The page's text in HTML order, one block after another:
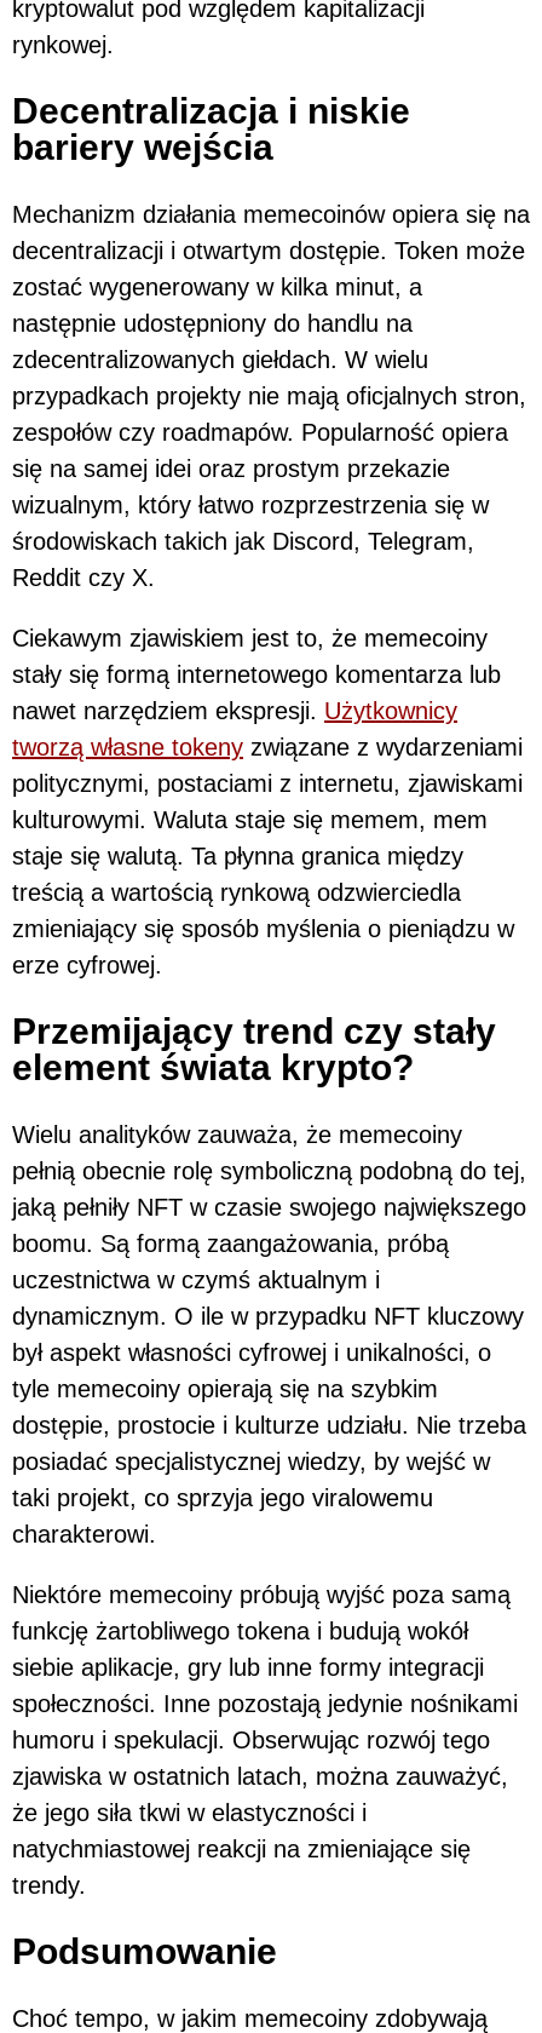
kryptowalut pod względem kapitalizacji
rynkowej.
Decentralizacja i niskie
bariery wejścia
Mechanizm działania memecoinów opiera się na
decentralizacji i otwartym dostępie. Token może
zostać wygenerowany w kilka minut, a
następnie udostępniony do handlu na
zdecentralizowanych giełdach. W wielu
przypadkach projekty nie mają oficjalnych stron,
zespołów czy roadmapów. Popularność opiera
się na samej idei oraz prostym przekazie
wizualnym, który łatwo rozprzestrzenia się w
środowiskach takich jak Discord, Telegram,
Reddit czy X.
Ciekawym zjawiskiem jest to, że memecoiny
stały się formą internetowego komentarza lub
nawet narzędziem ekspresji. Użytkownicy
tworzą własne tokeny związane z wydarzeniami
politycznymi, postaciami z internetu, zjawiskami
kulturowymi. Waluta staje się memem, mem
staje się walutą. Ta płynna granica między
treścią a wartością rynkową odzwierciedla
zmieniający się sposób myślenia o pieniądzu w
erze cyfrowej.
Przemijający trend czy stały
element świata krypto?
Wielu analityków zauważa, że memecoiny
pełnią obecnie rolę symboliczną podobną do tej,
jaką pełniły NFT w czasie swojego największego
boomu. Są formą zaangażowania, próbą
uczestnictwa w czymś aktualnym i
dynamicznym. O ile w przypadku NFT kluczowy
był aspekt własności cyfrowej i unikalności, o
tyle memecoiny opierają się na szybkim
dostępie, prostocie i kulturze udziału. Nie trzeba
posiadać specjalistycznej wiedzy, by wejść w
taki projekt, co sprzyja jego viralowemu
charakterowi.
Niektóre memecoiny próbują wyjść poza samą
funkcję żartobliwego tokena i budują wokół
siebie aplikacje, gry lub inne formy integracji
społeczności. Inne pozostają jedynie nośnikami
humoru i spekulacji. Obserwując rozwój tego
zjawiska w ostatnich latach, można zauważyć,
że jego siła tkwi w elastyczności i
natychmiastowej reakcji na zmieniające się
trendy.
Podsumowanie
Choć tempo, w jakim memecoiny zdobywają